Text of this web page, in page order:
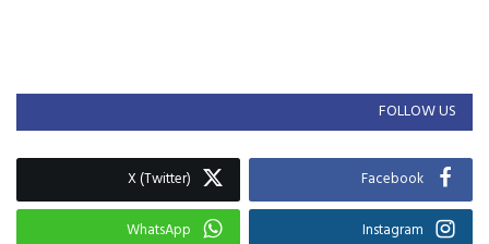
FOLLOW US
Facebook
X (Twitter)
Instagram
WhatsApp